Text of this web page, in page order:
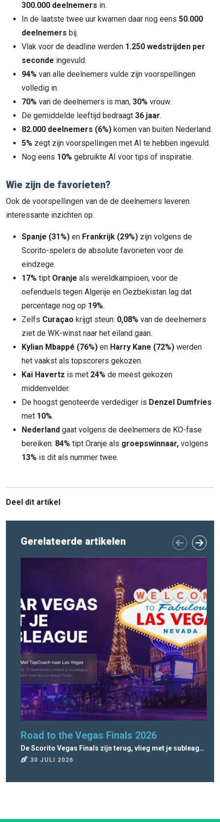
300.000 deelnemers in.
In de laatste twee uur kwamen daar nog eens 50.000
deelnemers bij.
Vlak voor de deadline werden 1.250 wedstrijden per
seconde ingevuld.
94% van alle deelnemers vulde zijn voorspellingen
volledig in.
70% van de deelnemers is man, 30% vrouw.
De gemiddelde leeftijd bedraagt 36 jaar.
82.000 deelnemers (6%) komen van buiten Nederland.
5% zegt zijn voorspellingen met AI te hebben ingevuld.
Nog eens 10% gebruikte AI voor tips of inspiratie.
Wie zijn de favorieten?
Ook de voorspellingen van de de deelnemers leveren
interessante inzichten op.
Spanje (31%) en Frankrijk (29%) zijn volgens de
Scorito-spelers de absolute favorieten voor de
eindzege.
17% tipt Oranje als wereldkampioen, voor de
oefenduels tegen Algerije en Oezbekistan lag dat
percentage nog op 19%.
Zelfs Curaçao krijgt steun: 0,08% van de deelnemers
ziet de WK-winst naar het eiland gaan.
Kylian Mbappé (76%) en Harry Kane (72%) werden
het vaakst als topscorers gekozen.
Kai Havertz is met 24% de meest gekozen
middenvelder.
De hoogst genoteerde verdediger is Denzel Dumfries
met 10%.
Nederland gaat volgens de deelnemers de KO-fase
bereiken: 84% tipt Oranje als groepswinnaar, volgens
13% is dit als nummer twee.
Deel dit artikel
Gerelateerde artikelen
Road to the Vegas Finals 2026
De Scorito Vegas Finals zijn terug, vlieg met je subleague naar Vegas!
30 JULI 2026